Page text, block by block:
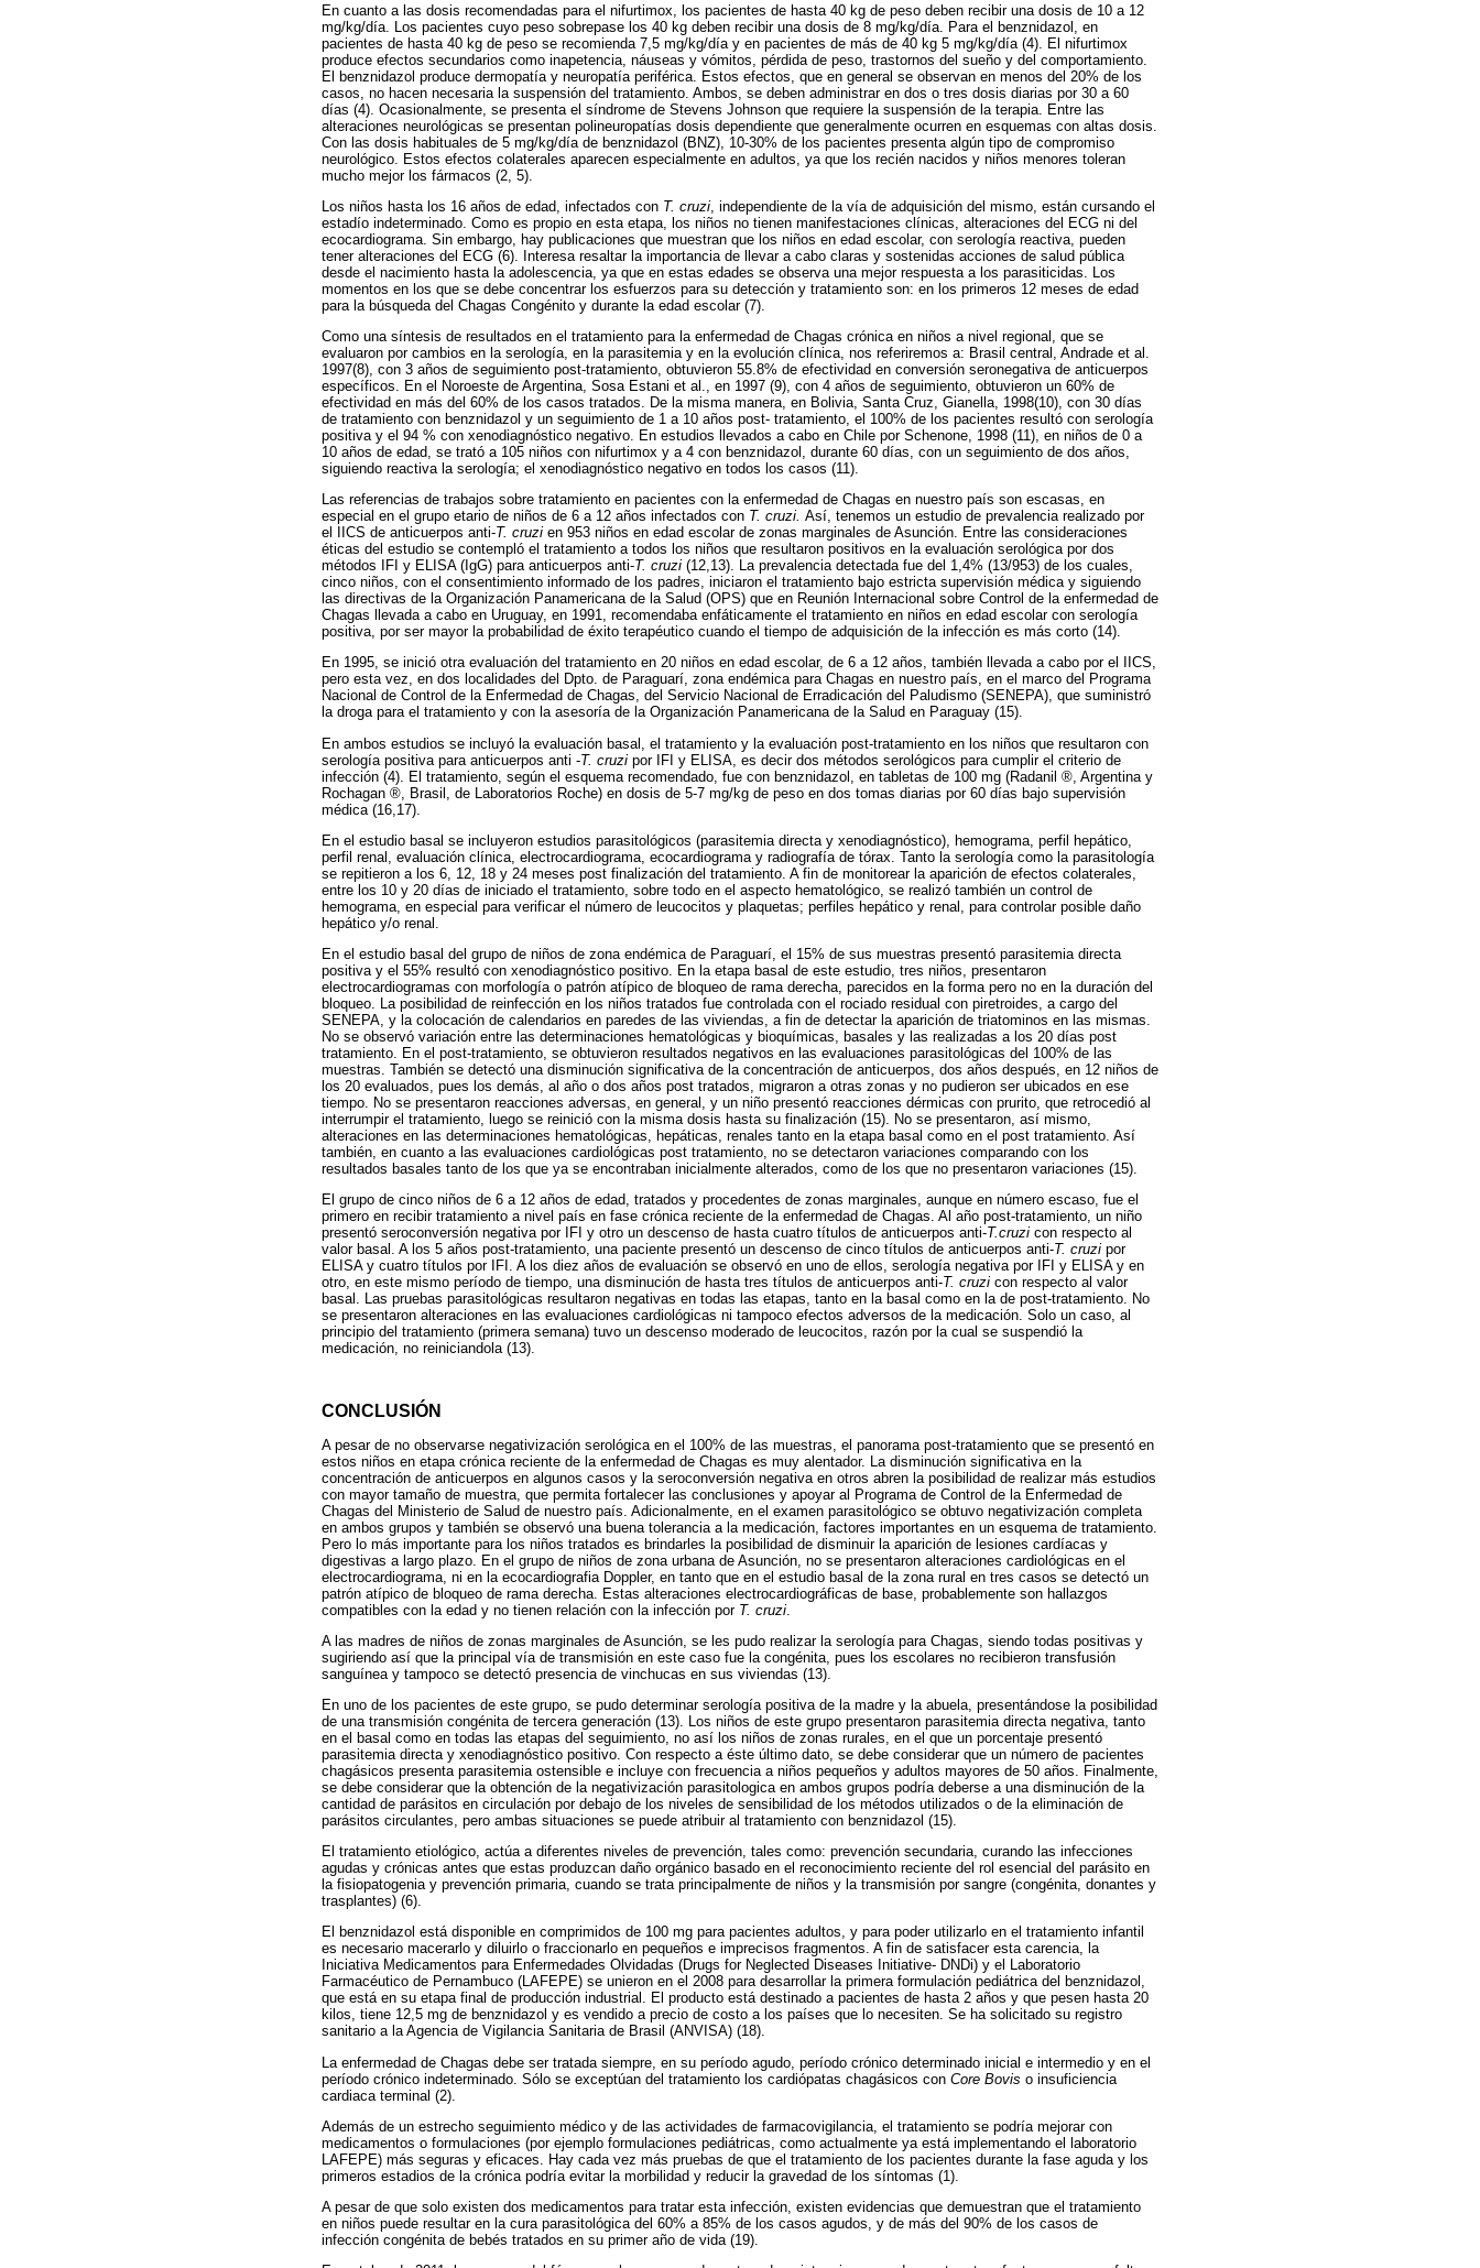
En cuanto a las dosis recomendadas para el nifurtimox, los pacientes de hasta 40 kg de peso deben recibir una dosis de 10 a 12
mg/kg/día. Los pacientes cuyo peso sobrepase los 40 kg deben recibir una dosis de 8 mg/kg/día. Para el benznidazol, en
pacientes de hasta 40 kg de peso se recomienda 7,5 mg/kg/día y en pacientes de más de 40 kg 5 mg/kg/día (4). El nifurtimox
produce efectos secundarios como inapetencia, náuseas y vómitos, pérdida de peso, trastornos del sueño y del comportamiento.
El benznidazol produce dermopatía y neuropatía periférica. Estos efectos, que en general se observan en menos del 20% de los
casos, no hacen necesaria la suspensión del tratamiento. Ambos, se deben administrar en dos o tres dosis diarias por 30 a 60
días (4). Ocasionalmente, se presenta el síndrome de Stevens Johnson que requiere la suspensión de la terapia. Entre las
alteraciones neurológicas se presentan polineuropatías dosis dependiente que generalmente ocurren en esquemas con altas dosis.
Con las dosis habituales de 5 mg/kg/día de benznidazol (BNZ), 10-30% de los pacientes presenta algún tipo de compromiso
neurológico. Estos efectos colaterales aparecen especialmente en adultos, ya que los recién nacidos y niños menores toleran
mucho mejor los fármacos (2, 5).
Los niños hasta los 16 años de edad, infectados con T. cruzi , independiente de la vía de adquisición del mismo, están cursando el
estadío indeterminado. Como es propio en esta etapa, los niños no tienen manifestaciones clínicas, alteraciones del ECG ni del
ecocardiograma. Sin embargo, hay publicaciones que muestran que los niños en edad escolar, con serología reactiva, pueden
tener alteraciones del ECG (6). Interesa resaltar la importancia de llevar a cabo claras y sostenidas acciones de salud pública
desde el nacimiento hasta la adolescencia, ya que en estas edades se observa una mejor respuesta a los parasiticidas. Los
momentos en los que se debe concentrar los esfuerzos para su detección y tratamiento son: en los primeros 12 meses de edad
para la búsqueda del Chagas Congénito y durante la edad escolar (7).
Como una síntesis de resultados en el tratamiento para la enfermedad de Chagas crónica en niños a nivel regional, que se
evaluaron por cambios en la serología, en la parasitemia y en la evolución clínica, nos referiremos a: Brasil central, Andrade et al.
1997(8), con 3 años de seguimiento post-tratamiento, obtuvieron 55.8% de efectividad en conversión seronegativa de anticuerpos
específicos. En el Noroeste de Argentina, Sosa Estani et al., en 1997 (9), con 4 años de seguimiento, obtuvieron un 60% de
efectividad en más del 60% de los casos tratados. De la misma manera, en Bolivia, Santa Cruz, Gianella, 1998(10), con 30 días
de tratamiento con benznidazol y un seguimiento de 1 a 10 años post- tratamiento, el 100% de los pacientes resultó con serología
positiva y el 94 % con xenodiagnóstico negativo. En estudios llevados a cabo en Chile por Schenone, 1998 (11), en niños de 0 a
10 años de edad, se trató a 105 niños con nifurtimox y a 4 con benznidazol, durante 60 días, con un seguimiento de dos años,
siguiendo reactiva la serología; el xenodiagnóstico negativo en todos los casos (11).
Las referencias de trabajos sobre tratamiento en pacientes con la enfermedad de Chagas en nuestro país son escasas, en
especial en el grupo etario de niños de 6 a 12 años infectados con T. cruzi. Así, tenemos un estudio de prevalencia realizado por
el IICS de anticuerpos anti-T. cruzi en 953 niños en edad escolar de zonas marginales de Asunción. Entre las consideraciones
éticas del estudio se contempló el tratamiento a todos los niños que resultaron positivos en la evaluación serológica por dos
métodos IFI y ELISA (IgG) para anticuerpos anti-T. cruzi (12,13). La prevalencia detectada fue del 1,4% (13/953) de los cuales,
cinco niños, con el consentimiento informado de los padres, iniciaron el tratamiento bajo estricta supervisión médica y siguiendo
las directivas de la Organización Panamericana de la Salud (OPS) que en Reunión Internacional sobre Control de la enfermedad de
Chagas llevada a cabo en Uruguay, en 1991, recomendaba enfáticamente el tratamiento en niños en edad escolar con serología
positiva, por ser mayor la probabilidad de éxito terapéutico cuando el tiempo de adquisición de la infección es más corto (14).
En 1995, se inició otra evaluación del tratamiento en 20 niños en edad escolar, de 6 a 12 años, también llevada a cabo por el IICS,
pero esta vez, en dos localidades del Dpto. de Paraguarí, zona endémica para Chagas en nuestro país, en el marco del Programa
Nacional de Control de la Enfermedad de Chagas, del Servicio Nacional de Erradicación del Paludismo (SENEPA), que suministró
la droga para el tratamiento y con la asesoría de la Organización Panamericana de la Salud en Paraguay (15).
En ambos estudios se incluyó la evaluación basal, el tratamiento y la evaluación post-tratamiento en los niños que resultaron con
serología positiva para anticuerpos anti -T. cruzi por IFI y ELISA, es decir dos métodos serológicos para cumplir el criterio de
infección (4). El tratamiento, según el esquema recomendado, fue con benznidazol, en tabletas de 100 mg (Radanil ®, Argentina y
Rochagan ®, Brasil, de Laboratorios Roche) en dosis de 5-7 mg/kg de peso en dos tomas diarias por 60 días bajo supervisión
médica (16,17).
En el estudio basal se incluyeron estudios parasitológicos (parasitemia directa y xenodiagnóstico), hemograma, perfil hepático,
perfil renal, evaluación clínica, electrocardiograma, ecocardiograma y radiografía de tórax. Tanto la serología como la parasitología
se repitieron a los 6, 12, 18 y 24 meses post finalización del tratamiento. A fin de monitorear la aparición de efectos colaterales,
entre los 10 y 20 días de iniciado el tratamiento, sobre todo en el aspecto hematológico, se realizó también un control de
hemograma, en especial para verificar el número de leucocitos y plaquetas; perfiles hepático y renal, para controlar posible daño
hepático y/o renal.
En el estudio basal del grupo de niños de zona endémica de Paraguarí, el 15% de sus muestras presentó parasitemia directa
positiva y el 55% resultó con xenodiagnóstico positivo. En la etapa basal de este estudio, tres niños, presentaron
electrocardiogramas con morfología o patrón atípico de bloqueo de rama derecha, parecidos en la forma pero no en la duración del
bloqueo. La posibilidad de reinfección en los niños tratados fue controlada con el rociado residual con piretroides, a cargo del
SENEPA, y la colocación de calendarios en paredes de las viviendas, a fin de detectar la aparición de triatominos en las mismas.
No se observó variación entre las determinaciones hematológicas y bioquímicas, basales y las realizadas a los 20 días post
tratamiento. En el post-tratamiento, se obtuvieron resultados negativos en las evaluaciones parasitológicas del 100% de las
muestras. También se detectó una disminución significativa de la concentración de anticuerpos, dos años después, en 12 niños de
los 20 evaluados, pues los demás, al año o dos años post tratados, migraron a otras zonas y no pudieron ser ubicados en ese
tiempo. No se presentaron reacciones adversas, en general, y un niño presentó reacciones dérmicas con prurito, que retrocedió al
interrumpir el tratamiento, luego se reinició con la misma dosis hasta su finalización (15). No se presentaron, así mismo,
alteraciones en las determinaciones hematológicas, hepáticas, renales tanto en la etapa basal como en el post tratamiento. Así
también, en cuanto a las evaluaciones cardiológicas post tratamiento, no se detectaron variaciones comparando con los
resultados basales tanto de los que ya se encontraban inicialmente alterados, como de los que no presentaron variaciones (15).
El grupo de cinco niños de 6 a 12 años de edad, tratados y procedentes de zonas marginales, aunque en número escaso, fue el
primero en recibir tratamiento a nivel país en fase crónica reciente de la enfermedad de Chagas. Al año post-tratamiento, un niño
presentó seroconversión negativa por IFI y otro un descenso de hasta cuatro títulos de anticuerpos anti-T.cruzi con respecto al
valor basal. A los 5 años post-tratamiento, una paciente presentó un descenso de cinco títulos de anticuerpos anti-T. cruzi por
ELISA y cuatro títulos por IFI. A los diez años de evaluación se observó en uno de ellos, serología negativa por IFI y ELISA y en
otro, en este mismo período de tiempo, una disminución de hasta tres títulos de anticuerpos anti-T. cruzi con respecto al valor
basal. Las pruebas parasitológicas resultaron negativas en todas las etapas, tanto en la basal como en la de post-tratamiento. No
se presentaron alteraciones en las evaluaciones cardiológicas ni tampoco efectos adversos de la medicación. Solo un caso, al
principio del tratamiento (primera semana) tuvo un descenso moderado de leucocitos, razón por la cual se suspendió la
medicación, no reiniciandola (13).
CONCLUSIÓN
A pesar de no observarse negativización serológica en el 100% de las muestras, el panorama post-tratamiento que se presentó en
estos niños en etapa crónica reciente de la enfermedad de Chagas es muy alentador. La disminución significativa en la
concentración de anticuerpos en algunos casos y la seroconversión negativa en otros abren la posibilidad de realizar más estudios
con mayor tamaño de muestra, que permita fortalecer las conclusiones y apoyar al Programa de Control de la Enfermedad de
Chagas del Ministerio de Salud de nuestro país. Adicionalmente, en el examen parasitológico se obtuvo negativización completa
en ambos grupos y también se observó una buena tolerancia a la medicación, factores importantes en un esquema de tratamiento.
Pero lo más importante para los niños tratados es brindarles la posibilidad de disminuir la aparición de lesiones cardíacas y
digestivas a largo plazo. En el grupo de niños de zona urbana de Asunción, no se presentaron alteraciones cardiológicas en el
electrocardiograma, ni en la ecocardiografia Doppler, en tanto que en el estudio basal de la zona rural en tres casos se detectó un
patrón atípico de bloqueo de rama derecha. Estas alteraciones electrocardiográficas de base, probablemente son hallazgos
compatibles con la edad y no tienen relación con la infección por T. cruzi
A las madres de niños de zonas marginales de Asunción, se les pudo realizar la serología para Chagas, siendo todas positivas y
sugiriendo así que la principal vía de transmisión en este caso fue la congénita, pues los escolares no recibieron transfusión
sanguínea y tampoco se detectó presencia de vinchucas en sus viviendas (13).
En uno de los pacientes de este grupo, se pudo determinar serología positiva de la madre y la abuela, presentándose la posibilidad
de una transmisión congénita de tercera generación (13). Los niños de este grupo presentaron parasitemia directa negativa, tanto
en el basal como en todas las etapas del seguimiento, no así los niños de zonas rurales, en el que un porcentaje presentó
parasitemia directa y xenodiagnóstico positivo. Con respecto a éste último dato, se debe considerar que un número de pacientes
chagásicos presenta parasitemia ostensible e incluye con frecuencia a niños pequeños y adultos mayores de 50 años. Finalmente,
se debe considerar que la obtención de la negativización parasitologica en ambos grupos podría deberse a una disminución de la
cantidad de parásitos en circulación por debajo de los niveles de sensibilidad de los métodos utilizados o de la eliminación de
parásitos circulantes, pero ambas situaciones se puede atribuir al tratamiento con benznidazol (15).
El tratamiento etiológico, actúa a diferentes niveles de prevención, tales como: prevención secundaria, curando las infecciones
agudas y crónicas antes que estas produzcan daño orgánico basado en el reconocimiento reciente del rol esencial del parásito en
la fisiopatogenia y prevención primaria, cuando se trata principalmente de niños y la transmisión por sangre (congénita, donantes y
trasplantes) (6).
El benznidazol está disponible en comprimidos de 100 mg para pacientes adultos, y para poder utilizarlo en el tratamiento infantil
es necesario macerarlo y diluirlo o fraccionarlo en pequeños e imprecisos fragmentos. A fin de satisfacer esta carencia, la
Iniciativa Medicamentos para Enfermedades Olvidadas (Drugs for Neglected Diseases Initiative- DNDi) y el Laboratorio
Farmacéutico de Pernambuco (LAFEPE) se unieron en el 2008 para desarrollar la primera formulación pediátrica del benznidazol,
que está en su etapa final de producción industrial. El producto está destinado a pacientes de hasta 2 años y que pesen hasta 20
kilos, tiene 12,5 mg de benznidazol y es vendido a precio de costo a los países que lo necesiten. Se ha solicitado su registro
sanitario a la Agencia de Vigilancia Sanitaria de Brasil (ANVISA) (18).
La enfermedad de Chagas debe ser tratada siempre, en su período agudo, período crónico determinado inicial e intermedio y en el
período crónico indeterminado. Sólo se exceptúan del tratamiento los cardiópatas chagásicos con Core Bovis o insuficiencia
cardiaca terminal (2).
Además de un estrecho seguimiento médico y de las actividades de farmacovigilancia, el tratamiento se podría mejorar con
medicamentos o formulaciones (por ejemplo formulaciones pediátricas, como actualmente ya está implementando el laboratorio
LAFEPE) más seguras y eficaces. Hay cada vez más pruebas de que el tratamiento de los pacientes durante la fase aguda y los
primeros estadios de la crónica podría evitar la morbilidad y reducir la gravedad de los síntomas (1).
A pesar de que solo existen dos medicamentos para tratar esta infección, existen evidencias que demuestran que el tratamiento
en niños puede resultar en la cura parasitológica del 60% a 85% de los casos agudos, y de más del 90% de los casos de
infección congénita de bebés tratados en su primer año de vida (19).